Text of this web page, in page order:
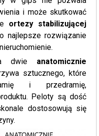
i może skutkować
ortezy stabilizującej
najlepsze rozwiązanie
dwie anatomicznie
sztucznego, które
i przedramię,
Peloty są dość
dostosowują się